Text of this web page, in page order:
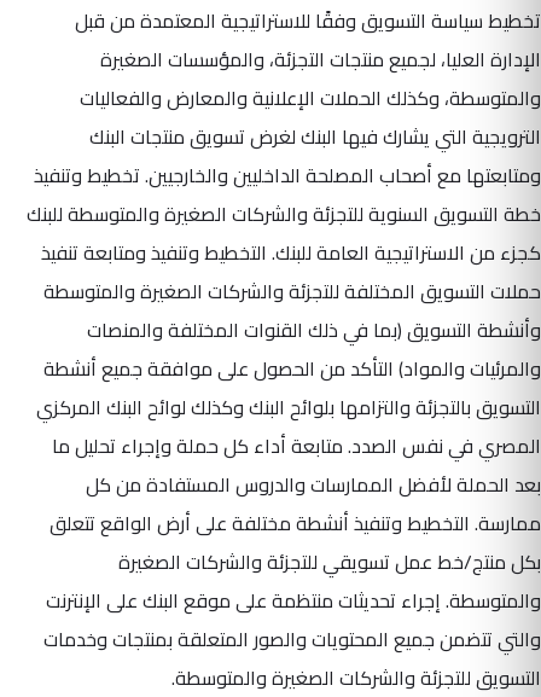
تخطيط سياسة التسويق وفقًا للاستراتيجية المعتمدة من قبل
الإدارة العليا، لجميع منتجات التجزئة، والمؤسسات الصغيرة
والمتوسطة، وكذلك الحملات الإعلانية والمعارض والفعاليات
الترويجية التي يشارك فيها البنك لغرض تسويق منتجات البنك
ومتابعتها مع أصحاب المصلحة الداخليين والخارجيين. تخطيط وتنفيذ
خطة التسويق السنوية للتجزئة والشركات الصغيرة والمتوسطة للبنك
كجزء من الاستراتيجية العامة للبنك. التخطيط وتنفيذ ومتابعة تنفيذ
حملات التسويق المختلفة للتجزئة والشركات الصغيرة والمتوسطة
وأنشطة التسويق (بما في ذلك القنوات المختلفة والمنصات
والمرئيات والمواد) التأكد من الحصول على موافقة جميع أنشطة
التسويق بالتجزئة والتزامها بلوائح البنك وكذلك لوائح البنك المركزي
المصري في نفس الصدد. متابعة أداء كل حملة وإجراء تحليل ما
بعد الحملة لأفضل الممارسات والدروس المستفادة من كل
ممارسة. التخطيط وتنفيذ أنشطة مختلفة على أرض الواقع تتعلق
بكل منتج/خط عمل تسويقي للتجزئة والشركات الصغيرة
والمتوسطة. إجراء تحديثات منتظمة على موقع البنك على الإنترنت
والتي تتضمن جميع المحتويات والصور المتعلقة بمنتجات وخدمات
التسويق للتجزئة والشركات الصغيرة والمتوسطة.